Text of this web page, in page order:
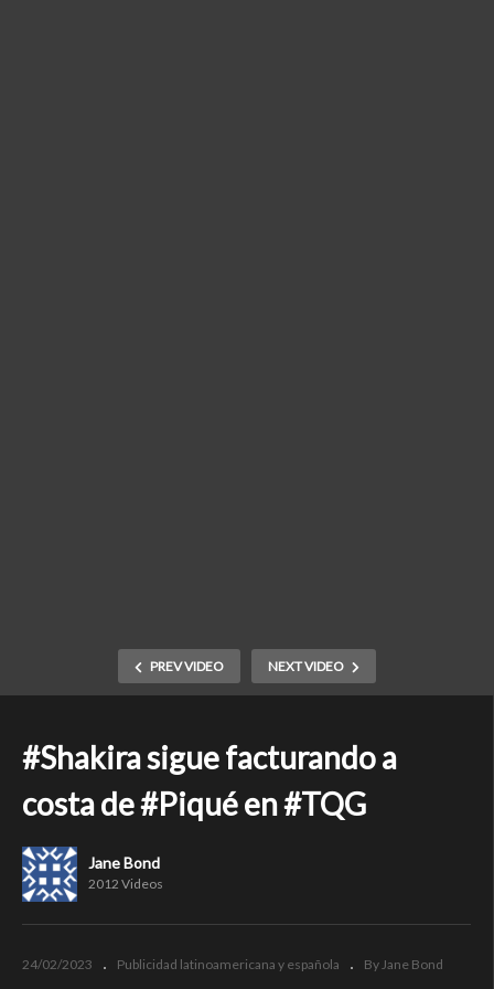
PREV VIDEO NEXT VIDEO
#Shakira sigue facturando a
costa de #Piqué en #TQG
Jane Bond
2012 Videos
24/02/2023 Publicidad latinoamericana y española By Jane Bond